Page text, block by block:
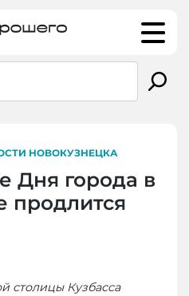
НОВОКУЗНЕЦКА
Дня города в
продлится
столицы Кузбасса